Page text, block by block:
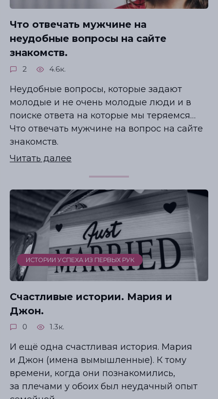
Что отвечать мужчине на
неудобные вопросы на сайте
знакомств.
2 4.6к.
Неудобные вопросы, которые задают
молодые и не очень молодые люди и в
поиске ответа на которые мы теряемся…
Что отвечать мужчине на вопрос на сайте
знакомств.
Читать далее
ИСТОРИИ УСПЕХА ИЗ ПЕРВЫХ РУК
Счастливые истории. Мария и
Джон.
0 1.3к.
И ещё одна счастливая история. Мария
и Джон (имена вымышленные). К тому
времени, когда они познакомились,
за плечами у обоих был неудачный опыт